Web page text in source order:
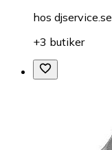
hos djservice.se
+3 butiker